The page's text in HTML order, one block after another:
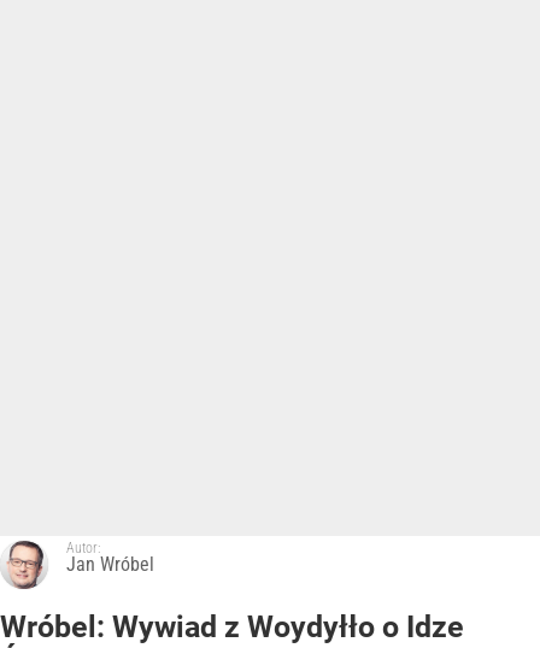
Autor:
Jan Wróbel
Wróbel: Wywiad z Woydyłło o Idze